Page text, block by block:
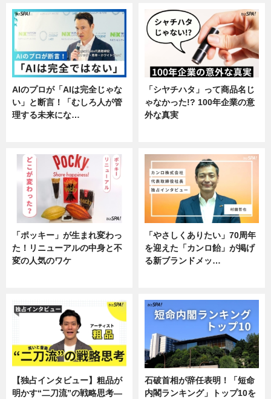
AIのプロが「AIは完全じゃな
い」と断言！「むしろ人が管
理する未来にな…
「シヤチハタ」って商品名じ
ゃなかった!? 100年企業の意
外な真実
「ポッキー」が生まれ変わっ
た！リニューアルの中身と不
変の人気のワケ
「やさしくありたい」70周年
を迎えた「カンロ飴」が掲げ
る新ブランドメッ…
【独占インタビュー】粗品が
明かす“二刀流”の戦略思考―
石破首相が辞任表明！「短命
内閣ランキング」トップ10を